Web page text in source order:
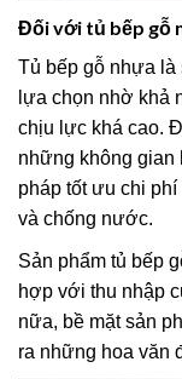
Đối với tủ bếp gỗ
Tủ bếp gỗ nhựa
lựa chọn nhờ khả
chịu lực khá cao.
những không gian
pháp tốt ưu chi
và chống nước.
Sản phẩm tủ bếp
hợp với thu nhập
nữa, bề mặt sản
ra những hoa văn